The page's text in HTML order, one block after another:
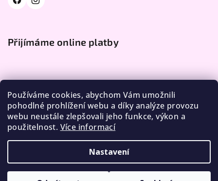
Používáme cookies, abychom Vám umožnili
pohodlné prohlížení webu a díky analýze provozu
webu neustále zlepšovali jeho funkce, výkon a
použitelnost. Více informací
Nastavení
Přijímáme online platby
Facebook
Copyright 2026DÁME VLNU. Všechna práva vyhrazena.
Upravit nastavení cookies